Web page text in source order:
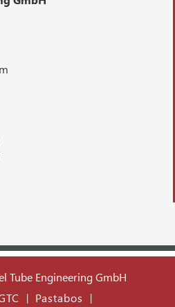
Tube Engineering GmbH
| Pastabos |